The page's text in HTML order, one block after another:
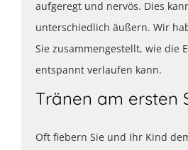
aufgeregt und nervös. Dies
unterschiedlich äußern. Wir
Sie zusammengestellt, wie die
entspannt verlaufen kann.
Tränen am ersten
Oft fiebern Sie und Ihr Kind